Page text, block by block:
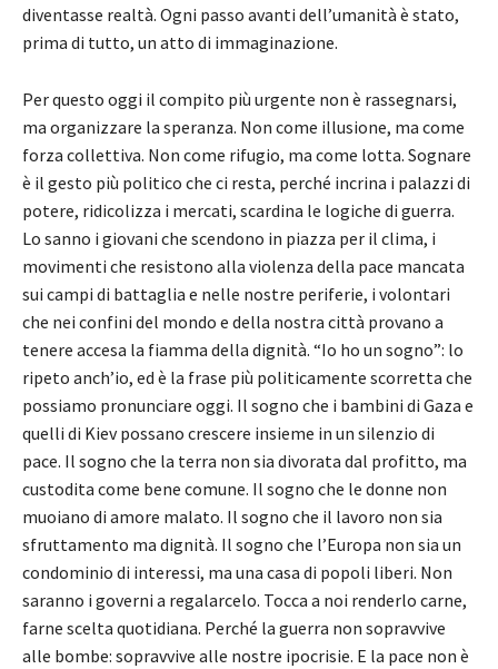
diventasse realtà. Ogni passo avanti dell’umanità è stato,
prima di tutto, un atto di immaginazione.
Per questo oggi il compito più urgente non è rassegnarsi,
ma organizzare la speranza. Non come illusione, ma come
forza collettiva. Non come rifugio, ma come lotta. Sognare
è il gesto più politico che ci resta, perché incrina i palazzi di
potere, ridicolizza i mercati, scardina le logiche di guerra.
Lo sanno i giovani che scendono in piazza per il clima, i
movimenti che resistono alla violenza della pace mancata
sui campi di battaglia e nelle nostre periferie, i volontari
che nei confini del mondo e della nostra città provano a
tenere accesa la fiamma della dignità. “Io ho un sogno”: lo
ripeto anch’io, ed è la frase più politicamente scorretta che
possiamo pronunciare oggi. Il sogno che i bambini di Gaza e
quelli di Kiev possano crescere insieme in un silenzio di
pace. Il sogno che la terra non sia divorata dal profitto, ma
custodita come bene comune. Il sogno che le donne non
muoiano di amore malato. Il sogno che il lavoro non sia
sfruttamento ma dignità. Il sogno che l’Europa non sia un
condominio di interessi, ma una casa di popoli liberi. Non
saranno i governi a regalarcelo. Tocca a noi renderlo carne,
farne scelta quotidiana. Perché la guerra non sopravvive
alle bombe: sopravvive alle nostre ipocrisie. E la pace non è